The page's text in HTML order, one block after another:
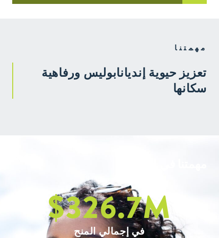
مهمتنا
تعزيز حيوية إنديانابوليس ورفاهية
سكانها
$326.7M
في إجمالي المنح